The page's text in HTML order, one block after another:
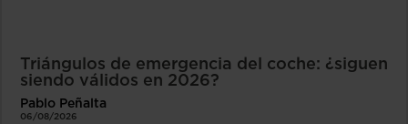
Triángulos de emergencia del coche: ¿siguen
siendo válidos en 2026?
Pablo Peñalta
06/08/2026